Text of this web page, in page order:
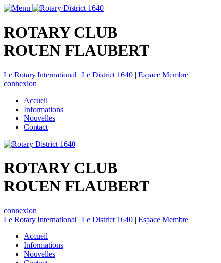
ROTARY CLUB
ROUEN FLAUBERT
Le Rotary International | Le District 1640 | Espace Membre
connexion
Accueil
Informations
Nouvelles
Contact
ROTARY CLUB
ROUEN FLAUBERT
connexion
Le Rotary International | Le District 1640 | Espace Membre
Accueil
Informations
Nouvelles